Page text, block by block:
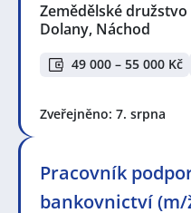
Zemědělské
Dolany, Náchod
49 000 – 55 000 Kč
Zveřejněno: 7. srpna
Pracovník
bankovnictví (m/